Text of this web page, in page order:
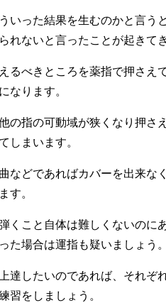
いった結果を生むのかと言う
れないと言ったことが起きて
るべきところを薬指で押さえ
なります。
の指の可動域が狭くなり押さ
しまいます。
などであればカバーを出来な
す。
くこと自体は難しくないのに
た場合は運指も疑いましょう。
達したいのであれば、それぞ
習をしましょう。